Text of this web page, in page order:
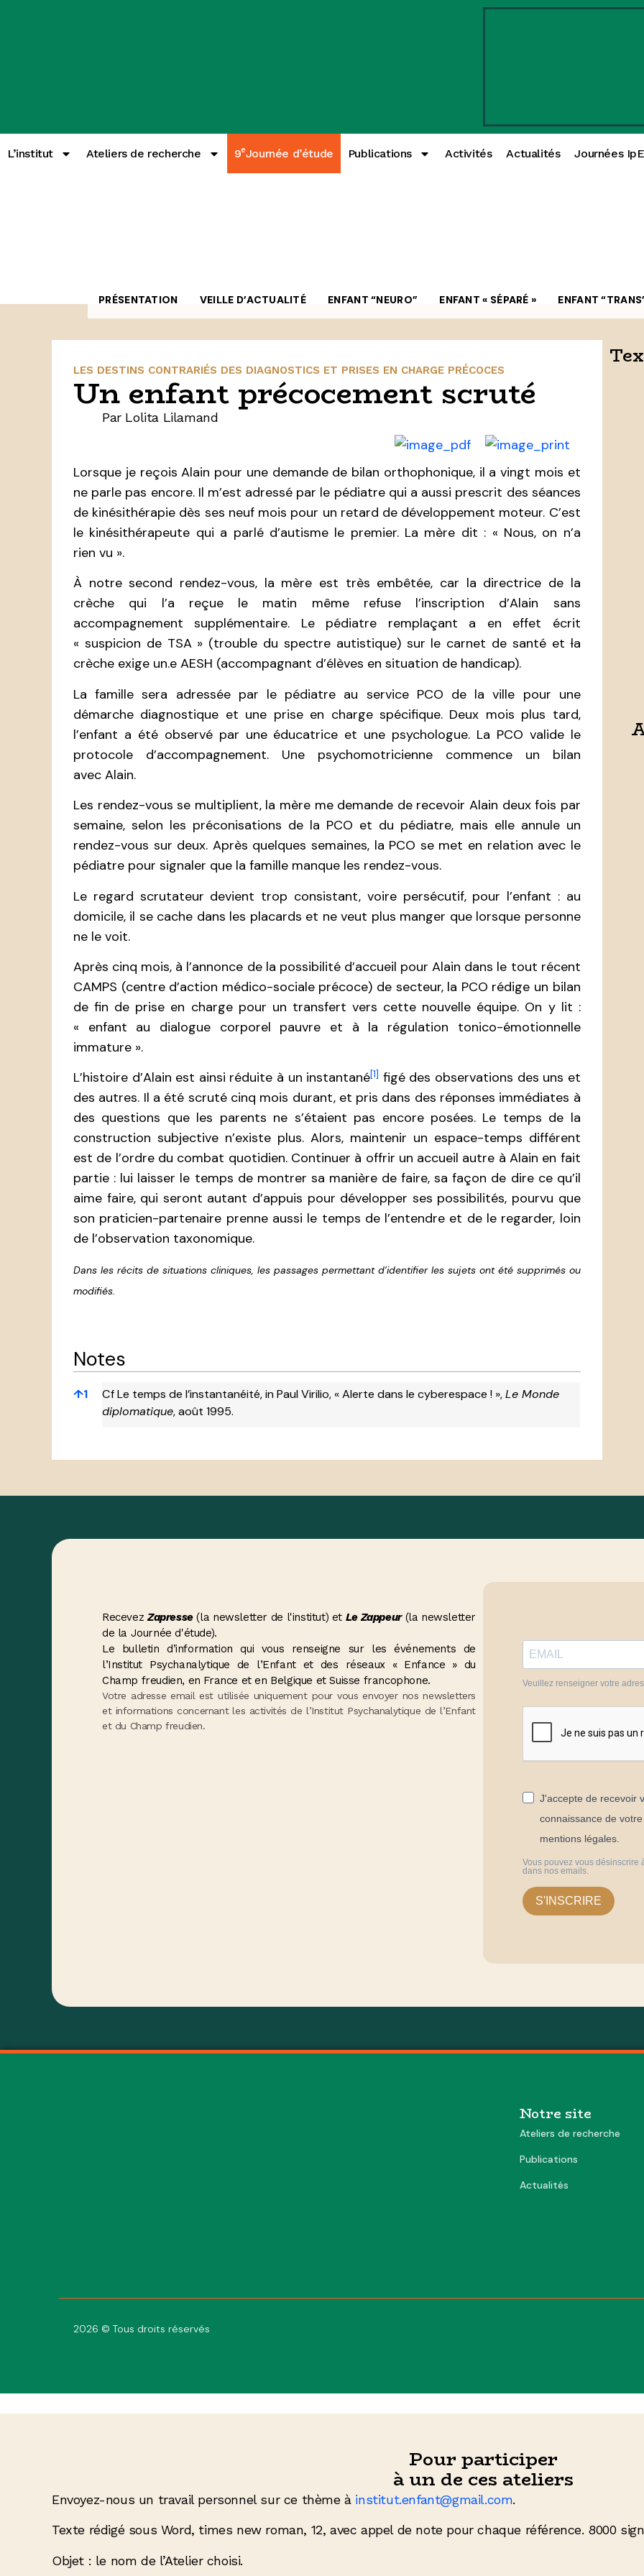
L’institut Ateliers de recherche 9eJournée d’étude Publications Activités Actualités Journées IpE
PRÉSENTATION VEILLE D’ACTUALITÉ ENFANT “NEURO” ENFANT « SÉPARÉ » ENFANT
LES DESTINS CONTRARIÉS DES DIAGNOSTICS ET PRISES EN CHARGE PRÉCOCES
Un enfant précocement scruté
Par Lolita Lilamand
Lorsque je reçois Alain pour une demande de bilan orthophonique, il a vingt mois et
ne parle pas encore. Il m’est adressé par le pédiatre qui a aussi prescrit des séances
de kinésithérapie dès ses neuf mois pour un retard de développement moteur. C’est
le kinésithérapeute qui a parlé d’autisme le premier. La mère dit : « Nous, on n’a
rien vu ».
À notre second rendez-vous, la mère est très embêtée, car la directrice de la
crèche qui l’a reçue le matin même refuse l’inscription d’Alain sans
accompagnement supplémentaire. Le pédiatre remplaçant a en effet écrit
« suspicion de TSA » (trouble du spectre autistique) sur le carnet de santé etla
crèche exige un.e AESH (accompagnant d’élèves en situation de handicap).
La famille sera adressée par le pédiatre au service PCO de la ville pour une
démarche diagnostique et une prise en charge spécifique. Deux mois plus tard,
l’enfant a été observé par une éducatrice et une psychologue. La PCO valide le
protocole d’accompagnement. Une psychomotricienne commence un bilan
avec Alain.
Les rendez-vous se multiplient, la mère me demande de recevoir Alain deux fois par
semaine, selon les préconisations de la PCO et du pédiatre, mais elle annule un
rendez-vous sur deux. Après quelques semaines, la PCO se met en relation avec le
pédiatre pour signaler que la famille manque les rendez-vous.
Le regard scrutateur devient trop consistant, voire persécutif, pour l’enfant : au
domicile, il se cache dans les placards et ne veut plus manger que lorsque personne
ne le voit.
Après cinq mois, à l’annonce de la possibilité d’accueil pour Alain dans le tout récent
CAMPS (centre d’action médico-sociale précoce) de secteur, la PCO rédige un bilan
de fin de prise en charge pour un transfert vers cette nouvelle équipe. On y lit :
« enfant au dialogue corporel pauvre et à la régulation tonico-émotionnelle
immature ».
L’histoire d’Alain est ainsi réduite à un instantané[1] figé des observations des uns et
des autres. Il a été scruté cinq mois durant, et pris dans des réponses immédiates à
des questions que les parents ne s’étaient pas encore posées. Le temps de la
construction subjective n’existe plus. Alors, maintenir un espace-temps différent
est de l’ordre du combat quotidien. Continuer à offrir un accueil autre à Alain en fait
partie : lui laisser le temps de montrer sa manière de faire, sa façon de dire ce qu’il
aime faire, qui seront autant d’appuis pour développer ses possibilités, pourvu que
son praticien-partenaire prenne aussi le temps de l’entendre et de le regarder, loin
de l’observation taxonomique.
Dans les récits de situations cliniques, les passages permettant d’identifier les sujets ont été supprimés ou
modifiés.
Notes
Notes
↑1 Cf Le temps de l’instantanéité, in Paul Virilio, « Alerte dans le cyberespace ! »,Le Monde
diplomatique, août 1995.
RecevezZapresse(la newsletter de l'institut) et Le Zappeur(la newsletter
de la Journée d'étude).
Le bulletin d’information qui vous renseigne sur les événements de
l’Institut Psychanalytique de l’Enfant et des réseaux « Enfance » du
Champ freudien, en France et en Belgique et Suisse francophone.
Votre adresse email est utilisée uniquement pour vous envoyer nos newsletters
et informations concernant les activités de l’Institut Psychanalytique de l’Enfant
et du Champ freudien.
Veuillez renseigner votre
J'accepte de recevoir
connaissance de
mentions légales.
Vous pouvez vous désinscrire
dans nos emails.
S'INSCRIRE
Notre site
Ateliers de recherche
Publications
Actualités
2026 © Tous droits réservés
Pour participer
à un de ces ateliers
Envoyez-nous un travail personnel sur ce thème à institut.enfant@gmail.com.
Texte rédigé sous Word, times new roman, 12, avec appel de note pour chaque référence. 8000
Objet : le nom de l’Atelier choisi.